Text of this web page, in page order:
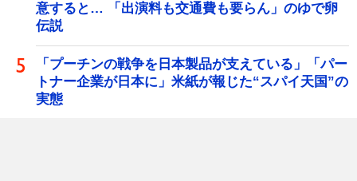
意すると… 「出演料も交通費も要らん」のゆで卵
伝説
「プーチンの戦争を日本製品が支えている」「パー
トナー企業が日本に」米紙が報じた“スパイ天国”の
実態